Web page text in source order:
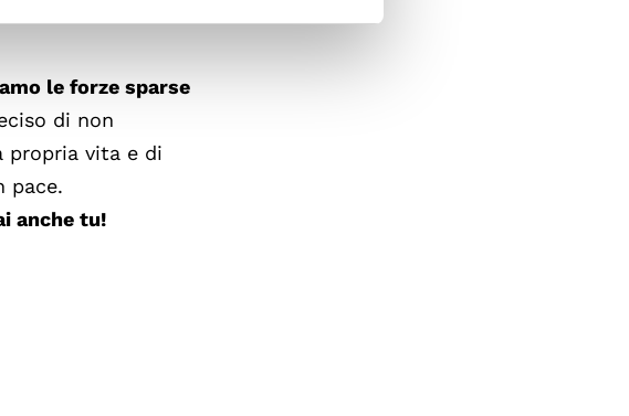
le forze sparse
di non
propria vita e di
pace.
anche tu!